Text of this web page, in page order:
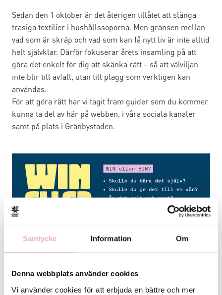
Samtycke Information Om
Denna webbplats använder cookies
Vi använder cookies för att erbjuda en bättre och mer
Sedan den 1 oktober är det återigen tillåtet att slänga
trasiga textilier i hushållssoporna. Men gränsen mellan
vad som är skräp och vad som kan få nytt liv är inte alltid
helt självklar. Därför fokuserar årets insamling på att
göra det enkelt för dig att skänka rätt – så att välviljan
inte blir till avfall, utan till plagg som verkligen kan
användas.
För att göra rätt har vi tagit fram guider som du kommer
kunna ta del av här på webben, i våra sociala kanaler
samt på plats i Gränbystaden.
Fakta om textilavfall
- I Sverige konsumerar vi i genomsnitt cirka 13–14 kilo